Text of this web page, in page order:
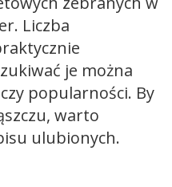
Liczba
je można
popularności. By
warto
ulubionych.